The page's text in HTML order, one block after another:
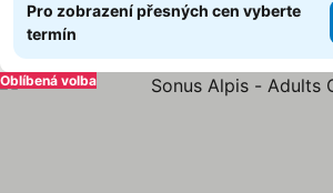
Pro zobrazení přesných cen vyberte
termín
Oblíbená volba